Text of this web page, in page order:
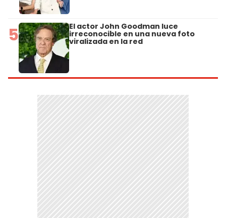
5 El actor John Goodman luce
irreconocible en una nueva foto
viralizada en la red